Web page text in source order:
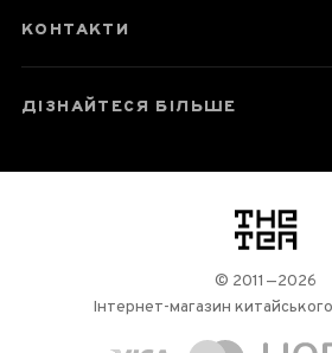
КОНТАКТИ
ДІЗНАЙТЕСЯ БІЛЬШЕ
логотип
© 2011—2026
Інтернет-магазин